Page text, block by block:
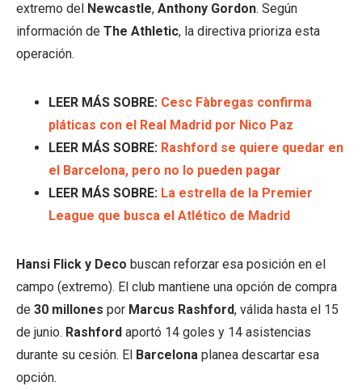
extremo del Newcastle, Anthony Gordon. Según
información de The Athletic, la directiva prioriza esta
operación.
LEER MÁS SOBRE: Cesc Fàbregas confirma
pláticas con el Real Madrid por Nico Paz
LEER MÁS SOBRE: Rashford se quiere quedar en
el Barcelona, pero no lo pueden pagar
LEER MÁS SOBRE: La estrella de la Premier
League que busca el Atlético de Madrid
Hansi Flick y Deco buscan reforzar esa posición en el
campo (extremo). El club mantiene una opción de compra
de 30 millones por Marcus Rashford, válida hasta el 15
de junio. Rashford aportó 14 goles y 14 asistencias
durante su cesión. El Barcelona planea descartar esa
opción.